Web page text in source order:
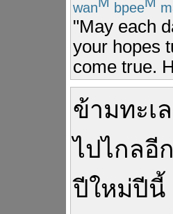
wan bpee
"May each
your hopes
come true.
ข้ามทะเล
ไปไกลอี
ปีใหม่ปีนี้